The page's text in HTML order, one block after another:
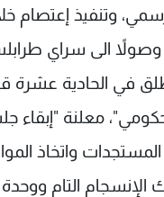
وتنفيذ إعتصام
وصولاً الى سراي
تنطلق في الحادية
معلنة "إبقاء
المستجدات واتخاذ
التام